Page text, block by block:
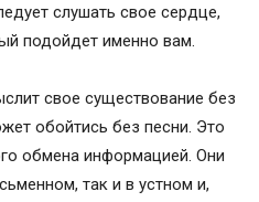
слушать свое сердце,
подойдет именно вам.
свое существование без
обойтись без песни. Это
обмена информацией. Они
так и в устном и,